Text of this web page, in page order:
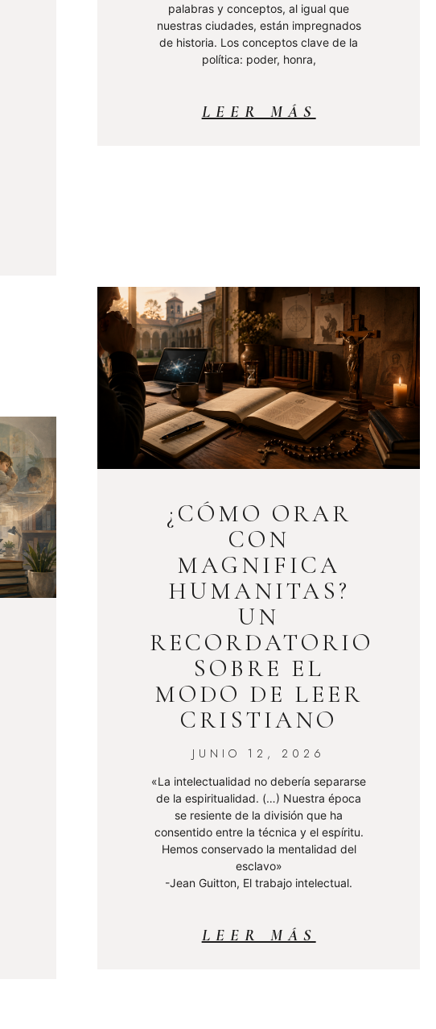
palabras y conceptos, al igual que
nuestras ciudades, están impregnados
de historia. Los conceptos clave de la
política: poder, honra,
LEER MÁS
¿CÓMO ORAR
CON
MAGNIFICA
HUMANITAS?
UN
RECORDATORIO
SOBRE EL
MODO DE LEER
CRISTIANO
JUNIO 12, 2026
«La intelectualidad no debería separarse
de la espiritualidad. (…) Nuestra época
se resiente de la división que ha
consentido entre la técnica y el espíritu.
Hemos conservado la mentalidad del
esclavo»
-Jean Guitton, El trabajo intelectual.
LEER MÁS